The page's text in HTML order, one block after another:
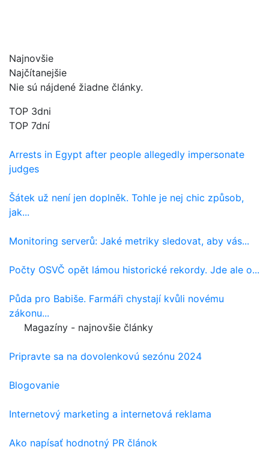
Najnovšie
Najčítanejšie
Nie sú nájdené žiadne články.
TOP 3dni
TOP 7dní
Arrests in Egypt after people allegedly impersonate
judges
Šátek už není jen doplněk. Tohle je nej chic způsob,
jak...
Monitoring serverů: Jaké metriky sledovat, aby vás...
Počty OSVČ opět lámou historické rekordy. Jde ale o...
Půda pro Babiše. Farmáři chystají kvůli novému
zákonu...
Magazíny - najnovšie články
Pripravte sa na dovolenkovú sezónu 2024
Blogovanie
Internetový marketing a internetová reklama
Ako napísať hodnotný PR článok